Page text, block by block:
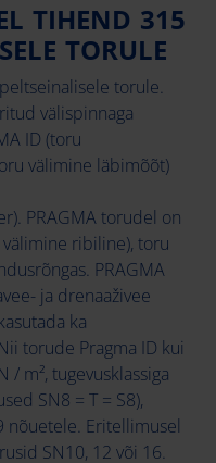
TIHEND 315
TORULE
torule.
välispinnaga
ID (toru
välimine läbimõõt)
PRAGMA torudel on
ribiline), toru
PRAGMA
ja drenaaživee
ka
torude Pragma ID kui
/ m², tugevusklassiga
SN8 = T = S8),
nõuetele. Eritellimusel
SN10, 12 või 16.